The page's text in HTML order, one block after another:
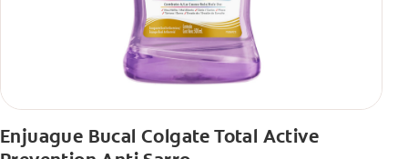
Enjuague Bucal Colgate Total Active